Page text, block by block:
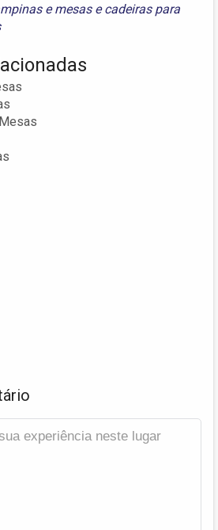
emesas e cadeiras para